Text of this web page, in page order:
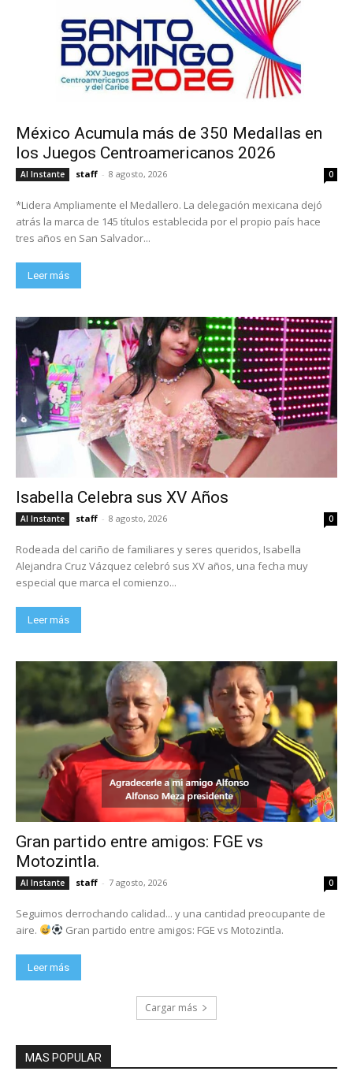
México Acumula más de 350 Medallas en
los Juegos Centroamericanos 2026
Al Instante staff - 8 agosto, 2026 0
*Lidera Ampliamente el Medallero. La delegación mexicana dejó
atrás la marca de 145 títulos establecida por el propio país hace
tres años en San Salvador...
Leer más
Isabella Celebra sus XV Años
Al Instante staff - 8 agosto, 2026 0
Rodeada del cariño de familiares y seres queridos, Isabella
Alejandra Cruz Vázquez celebró sus XV años, una fecha muy
especial que marca el comienzo...
Leer más
Gran partido entre amigos: FGE vs
Motozintla.
Al Instante staff - 7 agosto, 2026 0
Seguimos derrochando calidad... y una cantidad preocupante de
aire.
Gran partido entre amigos: FGE vs Motozintla.
Leer más
Cargar más
MAS POPULAR